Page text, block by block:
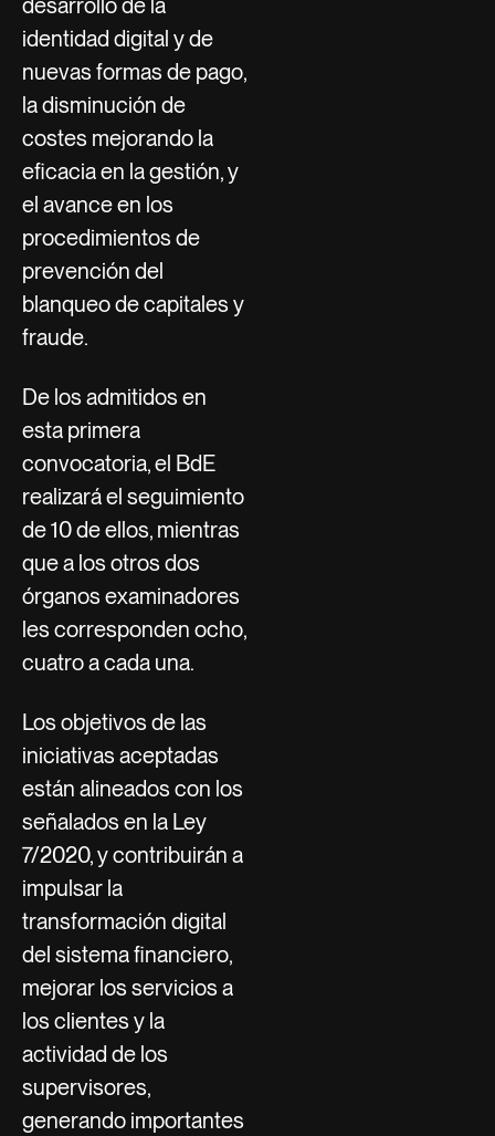
desarrollo de la
identidad digital y de
nuevas formas de pago,
la disminución de
costes mejorando la
eficacia en la gestión, y
el avance en los
procedimientos de
prevención del
blanqueo de capitales y
fraude.
De los admitidos en
esta primera
convocatoria, el BdE
realizará el seguimiento
de 10 de ellos, mientras
que a los otros dos
órganos examinadores
les corresponden ocho,
cuatro a cada una.
Los objetivos de las
iniciativas aceptadas
están alineados con los
señalados en la Ley
7/2020, y contribuirán a
impulsar la
transformación digital
del sistema financiero,
mejorar los servicios a
los clientes y la
actividad de los
supervisores,
generando importantes